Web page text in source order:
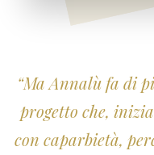
“Ma Annalù fa di
progetto che,
con caparbietà,